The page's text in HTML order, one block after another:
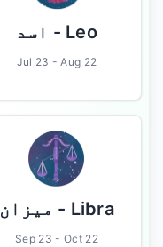
Leo - اسد
Jul 23 - Aug 22
Libra - میزان
Sep 23 - Oct 22